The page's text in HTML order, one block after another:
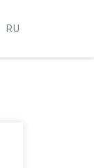
RU